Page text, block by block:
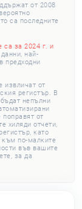
от 2008
са последните
са за 2024 г. и
най-
предходни
извличат от
регистър. В
непълни
поправят от
хиляди отчети,
като
към по-малките
във вашите
за да